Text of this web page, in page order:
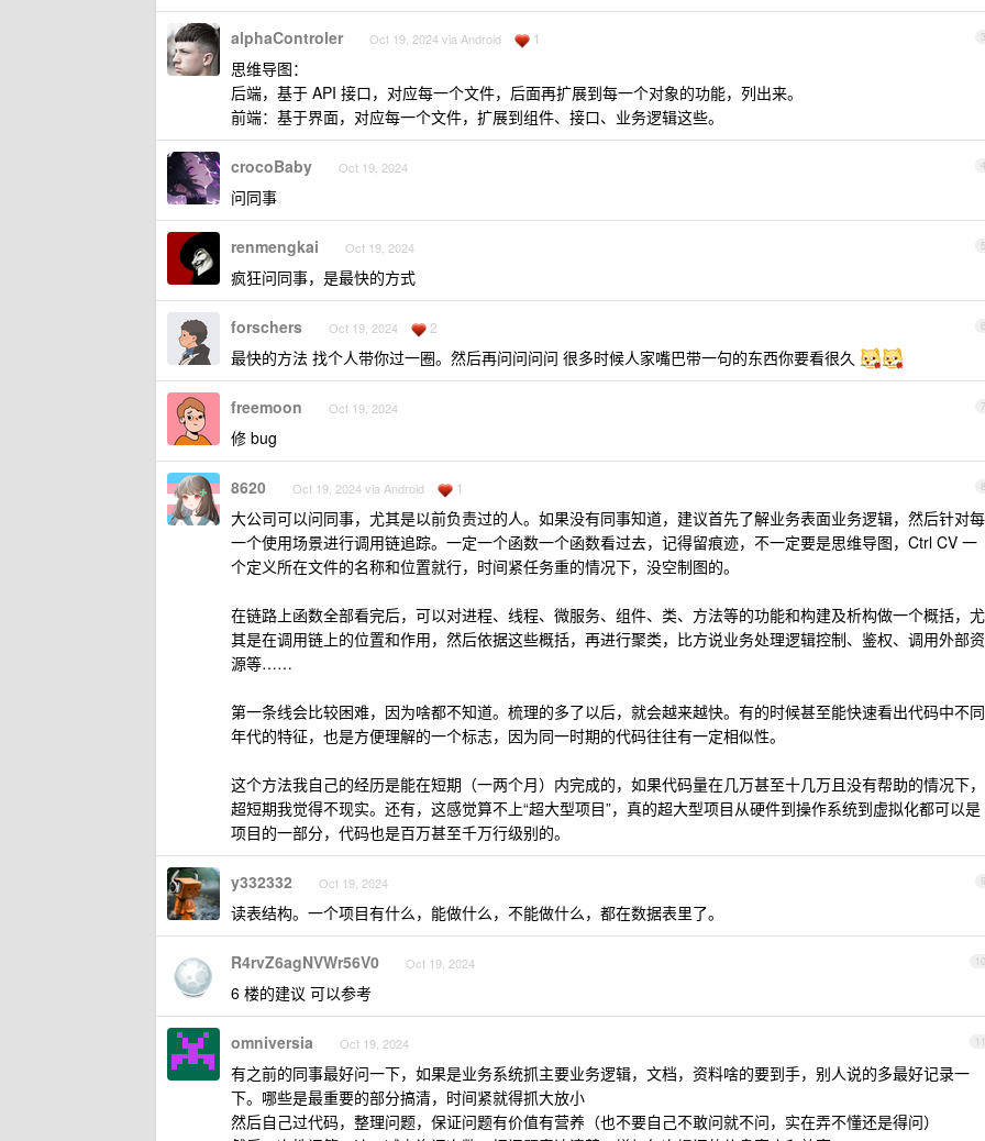
3
alphaControler Oct 19, 2024 via Android 1
思维导图：
后端，基于 API 接口，对应每一个文件，后面再扩展到每一个对象的功能，列出来。
前端：基于界面，对应每一个文件，扩展到组件、接口、业务逻辑这些。
4
crocoBaby Oct 19, 2024
问同事
5
renmengkai Oct 19, 2024
疯狂问同事，是最快的方式
6
forschers Oct 19, 2024 2
最快的方法 找个人带你过一圈。然后再问问问问 很多时候人家嘴巴带一句的东西你要看很久
7
freemoon Oct 19, 2024
修 bug
8
8620 Oct 19, 2024 via Android 1
大公司可以问同事，尤其是以前负责过的人。如果没有同事知道，建议首先了解业务表面业务逻辑，然后针对每
一个使用场景进行调用链追踪。一定一个函数一个函数看过去，记得留痕迹，不一定要是思维导图，Ctrl CV 一
个定义所在文件的名称和位置就行，时间紧任务重的情况下，没空制图的。
在链路上函数全部看完后，可以对进程、线程、微服务、组件、类、方法等的功能和构建及析构做一个概括，尤
其是在调用链上的位置和作用，然后依据这些概括，再进行聚类，比方说业务处理逻辑控制、鉴权、调用外部资
源等……
第一条线会比较困难，因为啥都不知道。梳理的多了以后，就会越来越快。有的时候甚至能快速看出代码中不同
年代的特征，也是方便理解的一个标志，因为同一时期的代码往往有一定相似性。
这个方法我自己的经历是能在短期（一两个月）内完成的，如果代码量在几万甚至十几万且没有帮助的情况下，
超短期我觉得不现实。还有，这感觉算不上“超大型项目”，真的超大型项目从硬件到操作系统到虚拟化都可以是
项目的一部分，代码也是百万甚至千万行级别的。
9
y332332 Oct 19, 2024
读表结构。一个项目有什么，能做什么，不能做什么，都在数据表里了。
10
R4rvZ6agNVWr56V0 Oct 19, 2024
6 楼的建议 可以参考
11
omniversia Oct 19, 2024
有之前的同事最好问一下，如果是业务系统抓主要业务逻辑，文档，资料啥的要到手，别人说的多最好记录一
下。哪些是最重要的部分搞清，时间紧就得抓大放小
然后自己过代码，整理问题，保证问题有价值有营养（也不要自己不敢问就不问，实在弄不懂还是得问）